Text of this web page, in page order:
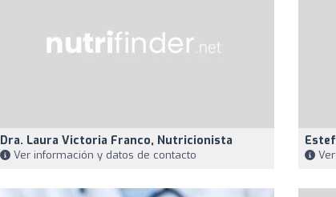
Dra. Laura Victoria Franco, Nutricionista
Ver información y datos de contacto